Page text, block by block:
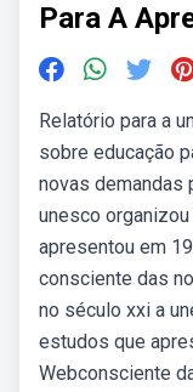
Para A
Relatório para a
sobre educação
novas demandas
unesco
apresentou em
consciente das
no século xxi a
estudos que
Webconsciente